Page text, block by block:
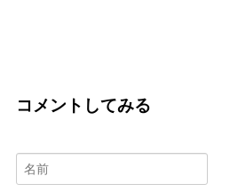
コメントしてみる